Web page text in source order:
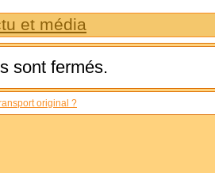
et média
sont fermés.
original ?